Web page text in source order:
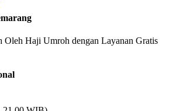
Haji Umroh dengan Layanan Gratis